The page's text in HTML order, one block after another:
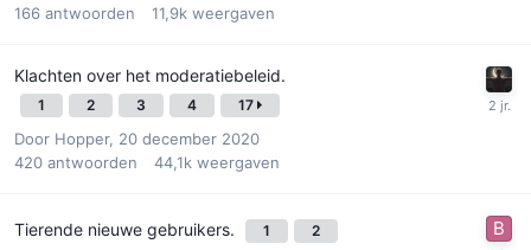
166 antwoorden 11,9k weergaven
Klachten over het moderatiebeleid.
1 2 3 4 17
Door Hopper, 20 december 2020
420 antwoorden 44,1k weergaven
Tierende nieuwe gebruikers. 1 2